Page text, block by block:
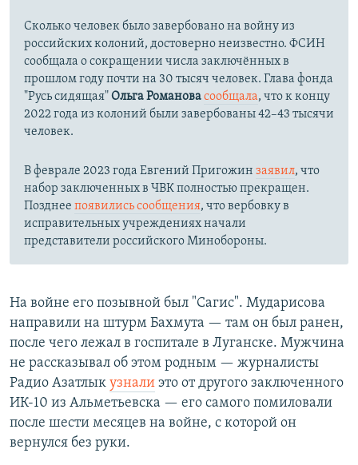
Сколько человек было завербовано на войну из
российских колоний, достоверно неизвестно. ФСИН
сообщала о сокращении числа заключённых в
прошлом году почти на 30 тысяч человек. Глава фонда
"Русь сидящая"Ольга Романовасообщала, что к концу
2022 года из колоний были завербованы 42–43 тысячи
человек.
В феврале 2023 года Евгений Пригожин заявил, что
набор заключенных в ЧВК полностью прекращен.
Позднее появились сообщения, что вербовку в
исправительных учреждениях начали
представители российского Минобороны.
На войне его позывной был "Сагис". Мударисова
направили на штурм Бахмута — там он был ранен,
после чего лежал в госпитале в Луганске. Мужчина
не рассказывал об этом родным — журналисты
Радио Азатлык узнали это от другого заключенного
ИК-10 из Альметьевска — его самого помиловали
после шести месяцев на войне, с которой он
вернулся без руки.